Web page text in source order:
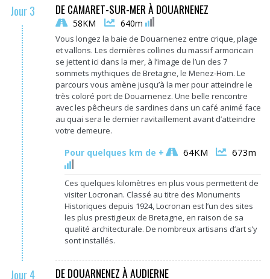
Jour 3 DE CAMARET-SUR-MER À DOUARNENEZ
58KM 640m
Vous longez la baie de Douarnenez entre crique, plage
et vallons. Les dernières collines du massif armoricain
se jettent ici dans la mer, à l’image de l’un des 7
sommets mythiques de Bretagne, le Menez-Hom. Le
parcours vous amène jusqu’à la mer pour atteindre le
très coloré port de Douarnenez. Une belle rencontre
avec les pêcheurs de sardines dans un café animé face
au quai sera le dernier ravitaillement avant d’atteindre
votre demeure.
Pour quelques km de + 64KM 673m
Ces quelques kilomètres en plus vous permettent de
visiter Locronan. Classé au titre des Monuments
Historiques depuis 1924, Locronan est l’un des sites
les plus prestigieux de Bretagne, en raison de sa
qualité architecturale. De nombreux artisans d’art s’y
sont installés.
Jour 4 DE DOUARNENEZ À AUDIERNE